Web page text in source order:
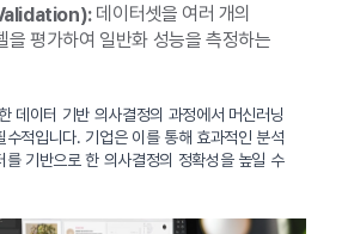
데이터셋을 여러 개의
을 평가하여 일반화 성능을 측정하는
데이터 기반 의사결정의 과정에서 머신러닝
수적입니다. 기업은 이를 통해 효과적인 분석
를 기반으로 한 의사결정의 정확성을 높일 수